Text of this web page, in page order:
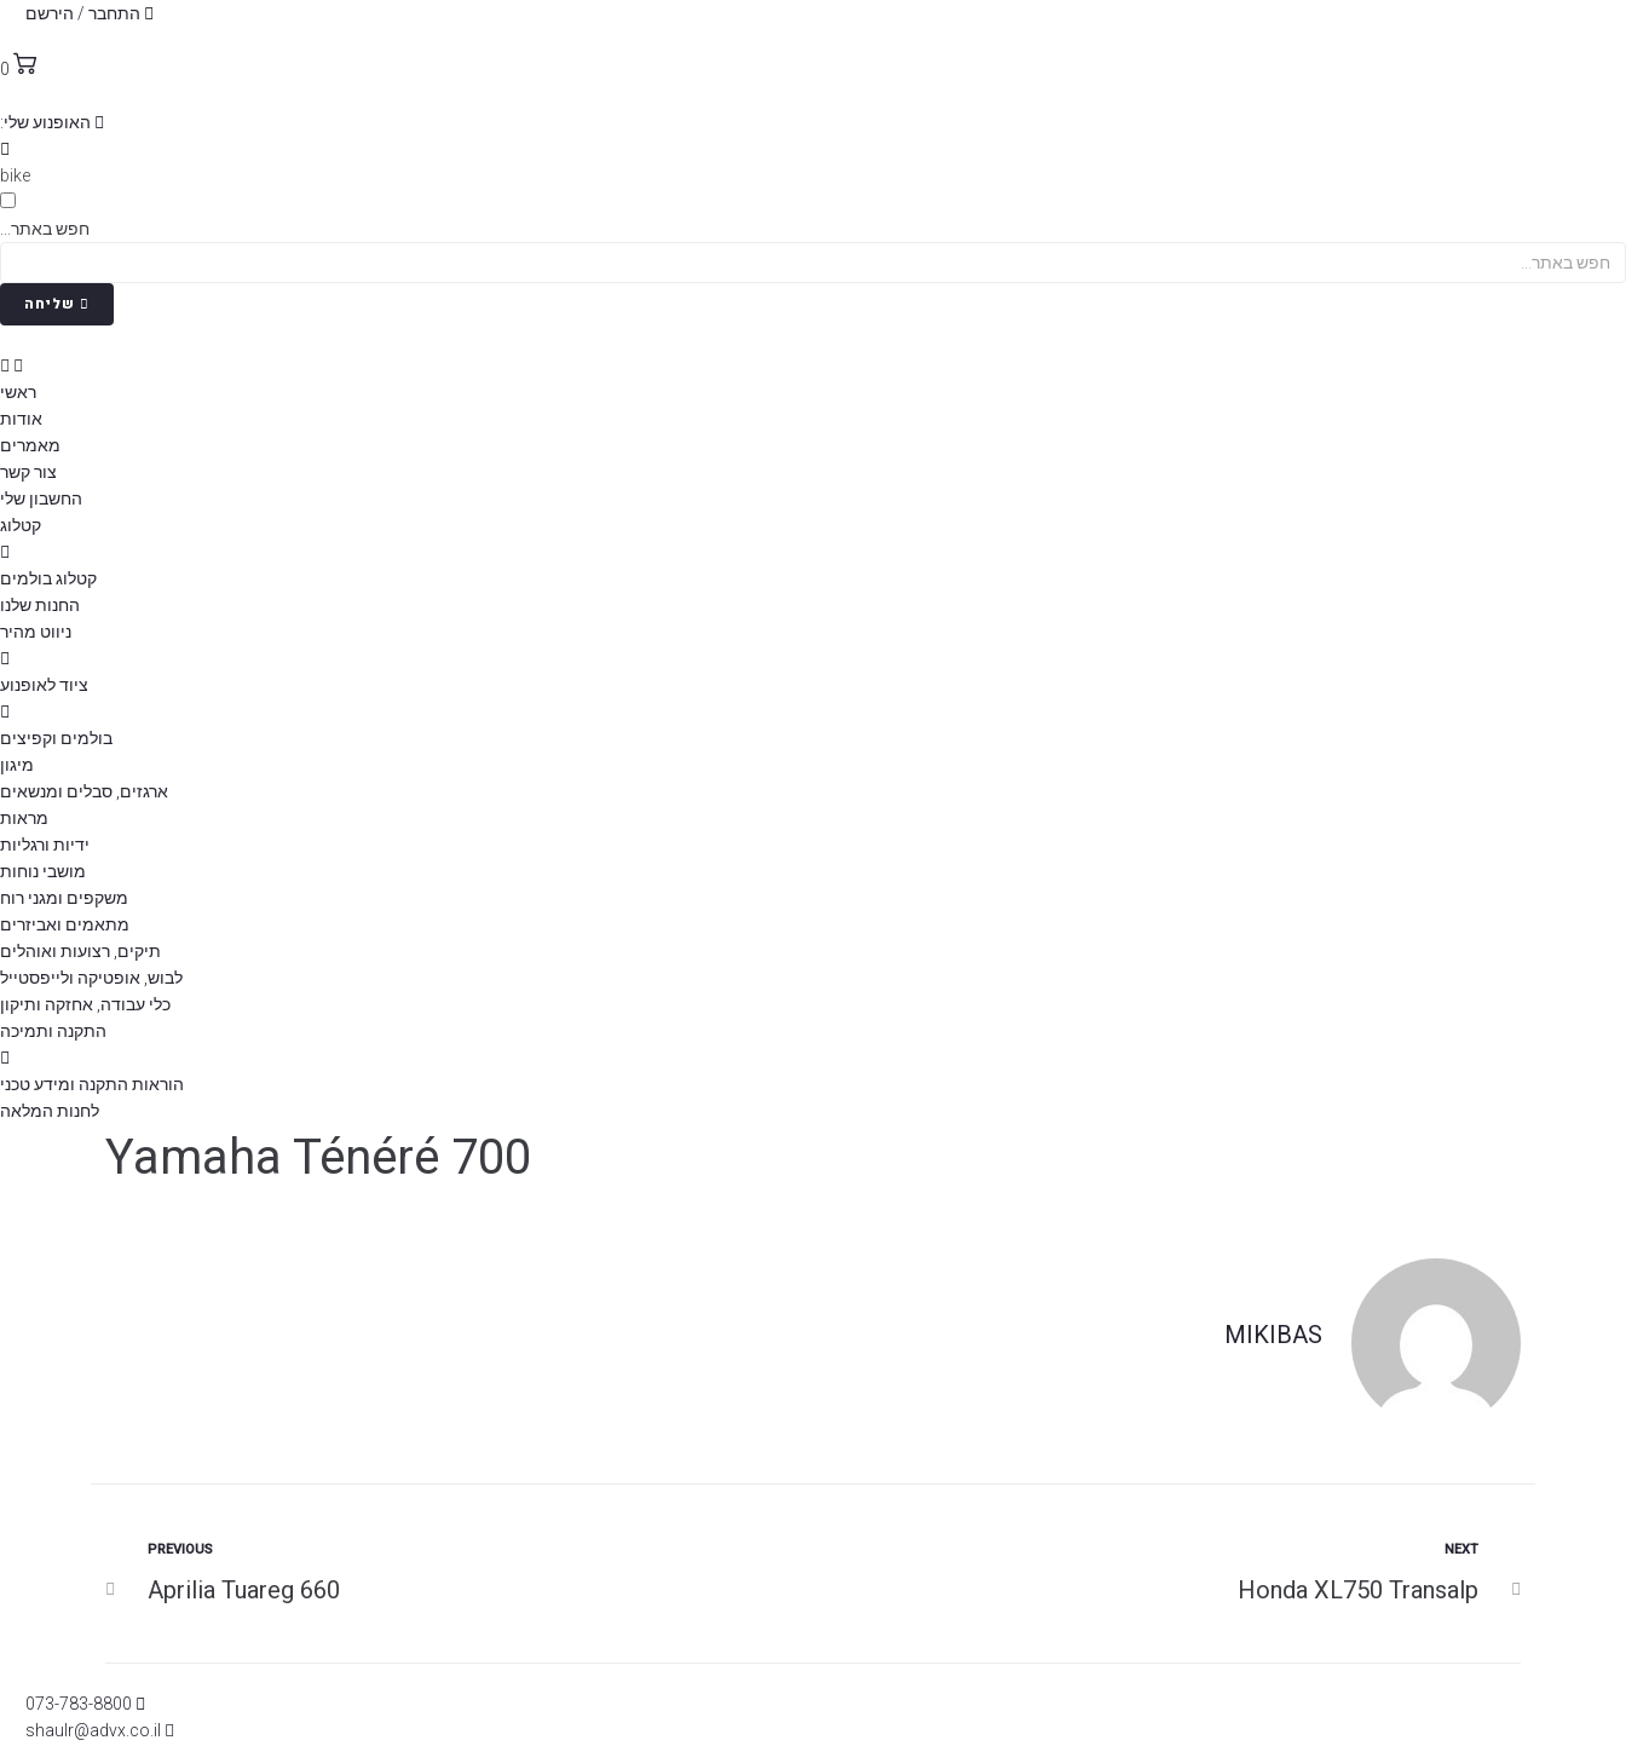
התחבר / הירשם
0
האופנוע שלי:
bike
חפש באתר...
שליחה
ראשי
אודות
מאמרים
צור קשר
החשבון שלי
קטלוג
קטלוג בולמים
החנות שלנו
ניווט מהיר
ציוד לאופנוע
בולמים וקפיצים
מיגון
ארגזים, סבלים ומנשאים
מראות
ידיות ורגליות
מושבי נוחות
משקפים ומגני רוח
מתאמים ואביזרים
תיקים, רצועות ואוהלים
לבוש, אופטיקה ולייפסטייל
כלי עבודה, אחזקה ותיקון
התקנה ותמיכה
הוראות התקנה ומידע טכני
לחנות המלאה
Yamaha Ténéré 700
MIKIBAS
ניווט PREVIOUS
Aprilia Tuareg 660
Next
NEXT
Honda XL750 Transalp
073-783-8800
shaulr@advx.co.il